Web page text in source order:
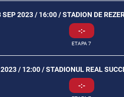
SEP 2023 / 16:00 / STADION DE
-:-
ETAPA 7
/ 12:00 / STADIONUL REAL
-:-